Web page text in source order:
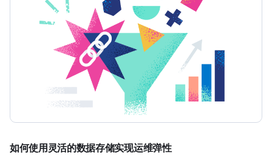
如何使用灵活的数据存储实现运维弹性